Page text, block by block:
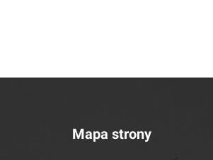
Mapa strony